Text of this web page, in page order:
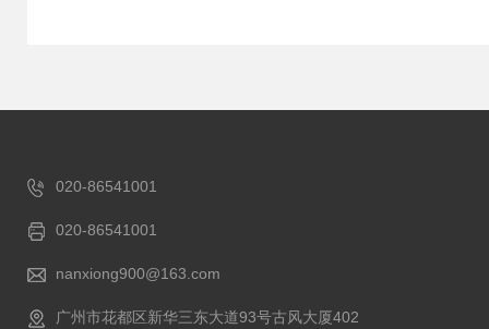
020-86541001
020-86541001
nanxiong900@163.com
广州市花都区新华三东大道93号古风大厦402